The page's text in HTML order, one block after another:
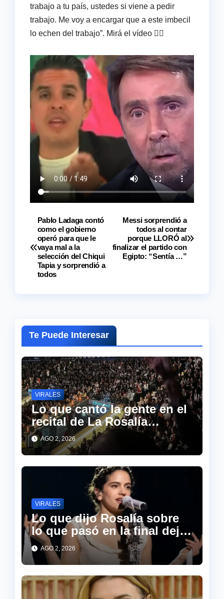
trabajo a tu país, ustedes si viene a pedir
trabajo. Me voy a encargar que a este imbecil
lo echen del trabajo”. Mirá el vídeo 👇🏻
Navegación
de
entradas
Messi sorprendió a
todos al contar
porque LLORÓ al
finalizar el partido con
Egipto: “Sentía …”
Pablo Ladaga contó
como el gobierno
operó para que le
vaya mal a la
selección del Chiqui
Tapia y sorprendió a
todos
Te Puede Interesar
VIRALES
Lo que cantó la gente en el
recital de La Rosalía
sorprendió a todos en las
redes
AGO 2, 2026
VIRALES
Lo que dijo Rosalía sobre
lo que pasó en la final dejó
a todo el estadio en
silencio
AGO 2, 2026